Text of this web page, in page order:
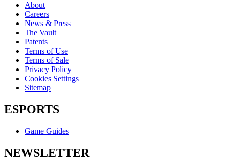
About
Careers
News & Press
The Vault
Patents
Terms of Use
Terms of Sale
Privacy Policy
Cookies Settings
Sitemap
ESPORTS
Game Guides
NEWSLETTER